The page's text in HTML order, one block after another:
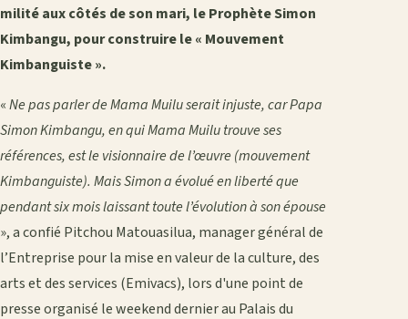
milité aux côtés de son mari, le Prophète Simon
Kimbangu, pour construire le « Mouvement
Kimbanguiste ».
«Ne pas parler de Mama Muilu serait injuste, car Papa
Simon Kimbangu, en qui Mama Muilu trouve ses
références, est le visionnaire de l’œuvre (mouvement
Kimbanguiste). Mais Simon a évolué en liberté que
pendant six mois laissant toute l’évolution à son épouse
», a confié Pitchou Matouasilua, manager général de
l’Entreprise pour la mise en valeur de la culture, des
arts et des services (Emivacs), lors d'une point de
presse organisé le weekend dernier au Palais du